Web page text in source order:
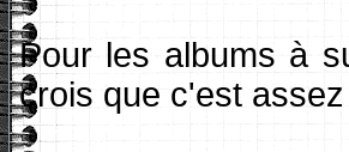
Pour les albums à
crois que c'est